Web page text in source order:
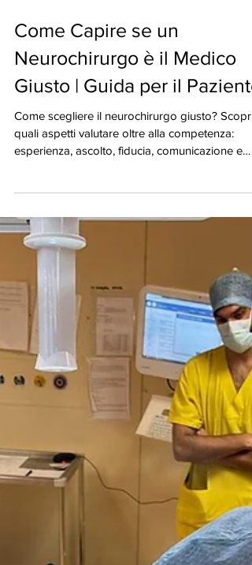
Come Capire se un
Neurochirurgo è il Medico
Giusto | Guida per il Paziente
quali aspetti valutare oltre alla competenza:
Second Opinion per affrontare con serenità
decisione.